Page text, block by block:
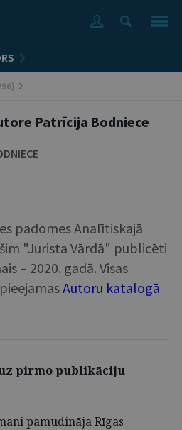
Patrīcija Bodniece
padomes Analītiskajā
"Jurista Vārdā" publicēti
– 2020. gadā. Visas
Autoru katalogā
pirmo publikāciju
pamudināja Rīgas